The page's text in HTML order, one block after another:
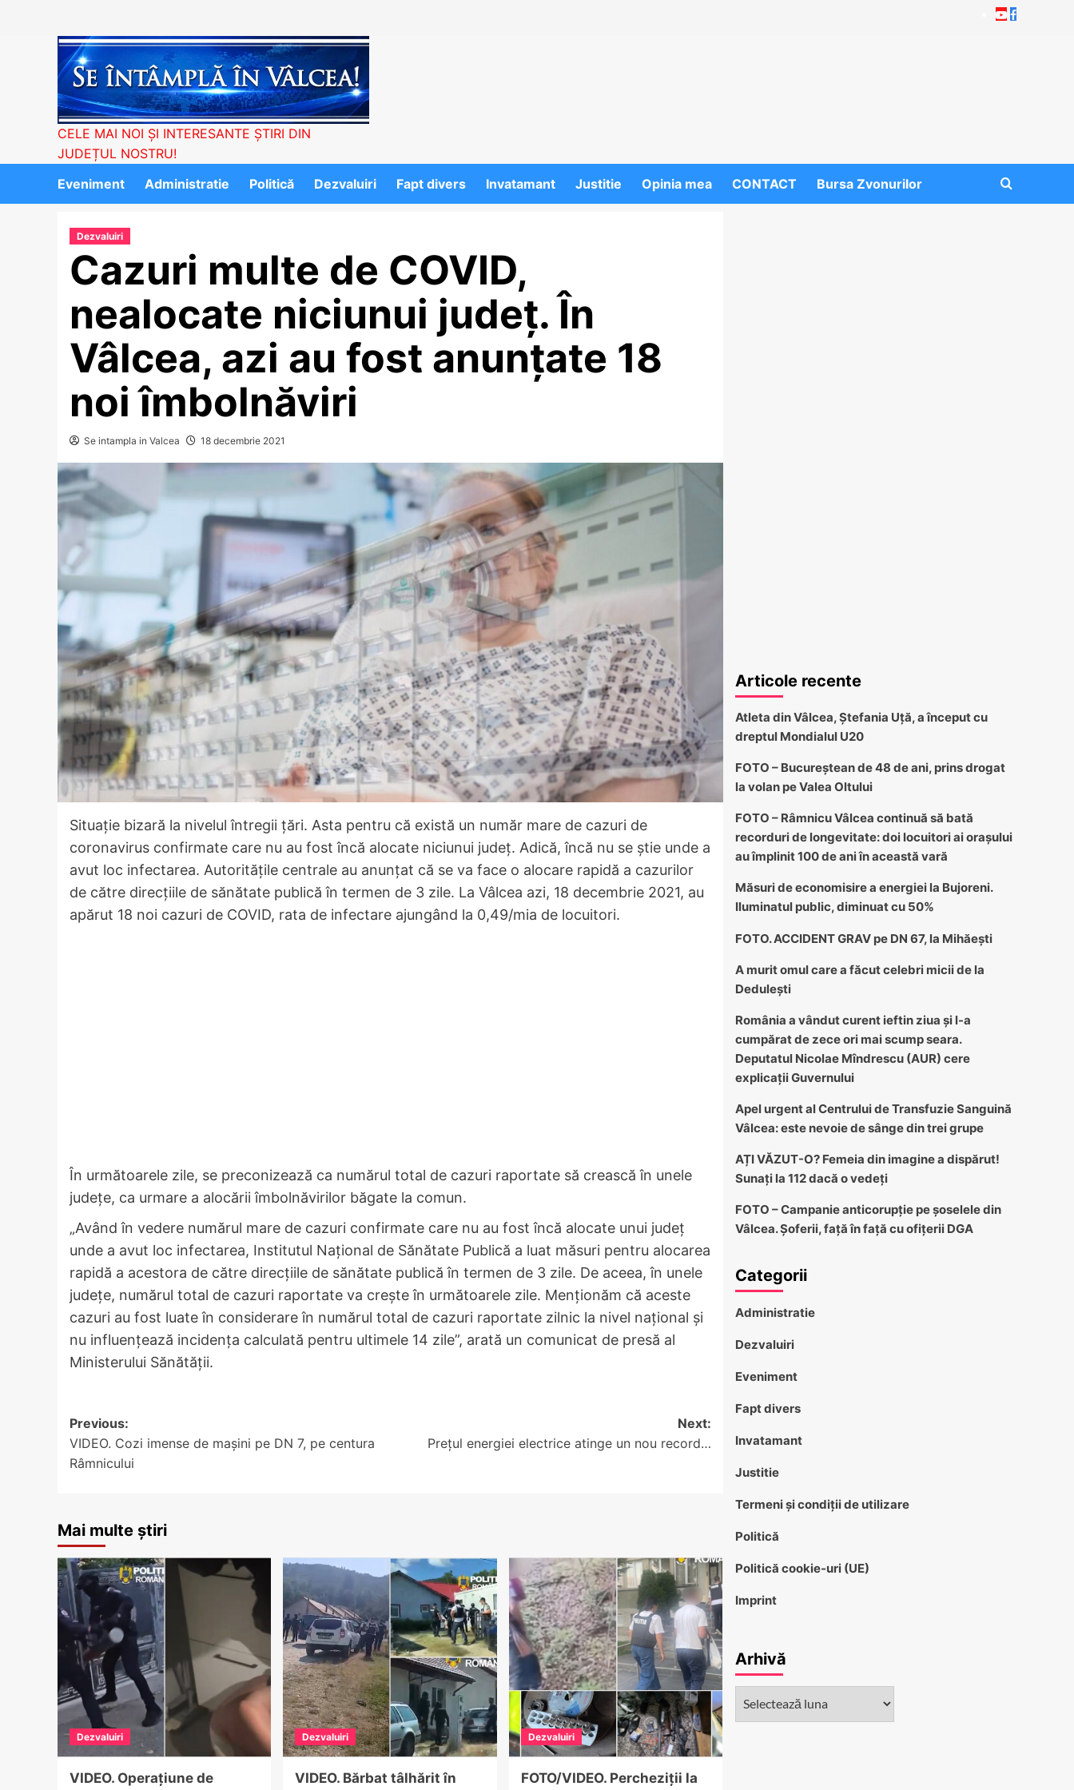
Youtube
Facebook
CELE MAI NOI ȘI INTERESANTE ȘTIRI DIN
JUDEȚUL NOSTRU!
Eveniment
Administratie Politică Dezvaluiri Fapt divers Invatamant Justitie Opinia mea CONTACT Bursa Zvonurilor
Dezvaluiri
Cazuri multe de COVID,
nealocate niciunui județ. În
Vâlcea, azi au fost anunțate 18
noi îmbolnăviri
Se intampla in Valcea 18 decembrie 2021
Situație bizară la nivelul întregii țări. Asta pentru că există un număr mare de cazuri de
coronavirus confirmate care nu au fost încă alocate niciunui judeţ. Adică, încă nu se știe unde a
avut loc infectarea. Autoritățile centrale au anunțat că se va face o alocare rapidă a cazurilor
de către direcţiile de sănătate publică în termen de 3 zile. La Vâlcea azi, 18 decembrie 2021, au
apărut 18 noi cazuri de COVID, rata de infectare ajungând la 0,49/mia de locuitori.
În următoarele zile, se preconizează ca numărul total de cazuri raportate să crească în unele
judeţe, ca urmare a alocării îmbolnăvirilor băgate la comun.
„Având în vedere numărul mare de cazuri confirmate care nu au fost încă alocate unui judeţ
unde a avut loc infectarea, Institutul Naţional de Sănătate Publică a luat măsuri pentru alocarea
rapidă a acestora de către direcţiile de sănătate publică în termen de 3 zile. De aceea, în unele
judeţe, numărul total de cazuri raportate va creşte în următoarele zile. Menţionăm că aceste
cazuri au fost luate în considerare în numărul total de cazuri raportate zilnic la nivel naţional şi
nu influenţează incidenţa calculată pentru ultimele 14 zile”, arată un comunicat de presă al
Ministerului Sănătăţii.
Post
navigation
Previous:
VIDEO. Cozi imense de mașini pe DN 7, pe centura
Râmnicului
Next:
Prețul energiei electrice atinge un nou record…
Mai multe știri
Dezvaluiri
VIDEO. Operațiune de
Dezvaluiri
VIDEO. Bărbat tâlhărit în
Dezvaluiri
FOTO/VIDEO. Percheziții la
Articole recente
Atleta din Vâlcea, Ștefania Uță, a început cu
dreptul Mondialul U20
FOTO – Bucureștean de 48 de ani, prins drogat
la volan pe Valea Oltului
FOTO – Râmnicu Vâlcea continuă să bată
recorduri de longevitate: doi locuitori ai orașului
au împlinit 100 de ani în această vară
Măsuri de economisire a energiei la Bujoreni.
Iluminatul public, diminuat cu 50%
FOTO. ACCIDENT GRAV pe DN 67, la Mihăești
A murit omul care a făcut celebri micii de la
Dedulești
România a vândut curent ieftin ziua și l-a
cumpărat de zece ori mai scump seara.
Deputatul Nicolae Mîndrescu (AUR) cere
explicații Guvernului
Apel urgent al Centrului de Transfuzie Sanguină
Vâlcea: este nevoie de sânge din trei grupe
AȚI VĂZUT-O? Femeia din imagine a dispărut!
Sunați la 112 dacă o vedeți
FOTO – Campanie anticorupție pe șoselele din
Vâlcea. Șoferii, față în față cu ofițerii DGA
Categorii
Administratie
Dezvaluiri
Eveniment
Fapt divers
Invatamant
Justitie
Termeni și condiții de utilizare
Politică
Politică cookie-uri (UE)
Imprint
Arhivă